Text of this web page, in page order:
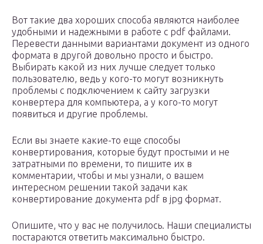
Вот такие два хороших способа являются наиболее
удобными и надежными в работе с pdf файлами.
Перевести данными вариантами документ из одного
формата в другой довольно просто и быстро.
Выбирать какой из них лучше следует только
пользователю, ведь у кого-то могут возникнуть
проблемы с подключением к сайту загрузки
конвертера для компьютера, а у кого-то могут
появиться и другие проблемы.
Если вы знаете какие-то еще способы
конвертирования, которые будут простыми и не
затратными по времени, то пишите их в
комментарии, чтобы и мы узнали, о вашем
интересном решении такой задачи как
конвертирование документа pdf в jpg формат.
Опишите, что у вас не получилось. Наши специалисты
постараются ответить максимально быстро.